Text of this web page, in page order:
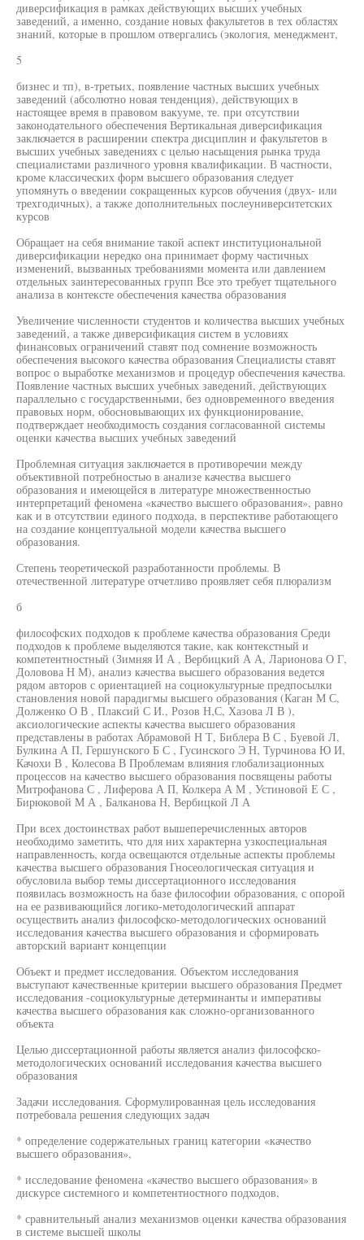
диверсификация в рамках действующих высших учебных
заведений, а именно, создание новых факультетов в тех областях
знаний, которые в прошлом отвергались (экология, менеджмент,
5
бизнес и тп), в-третьих, появление частных высших учебных
заведений (абсолютно новая тенденция), действующих в
настоящее время в правовом вакууме, те. при отсутствии
законодательного обеспечения Вертикальная диверсификация
заключается в расширении спектра дисциплин и факультетов в
высших учебных заведениях с целью насыщения рынка труда
специалистами различного уровня квалификации. В частности,
кроме классических форм высшего образования следует
упомянуть о введении сокращенных курсов обучения (двух- или
трехгодичных), а также дополнительных послеуниверситетских
курсов
Обращает на себя внимание такой аспект институциональной
диверсификации нередко она принимает форму частичных
изменений, вызванных требованиями момента или давлением
отдельных заинтересованных групп Все это требует тщательного
анализа в контексте обеспечения качества образования
Увеличение численности студентов и количества высших учебных
заведений, а также диверсификация систем в условиях
финансовых ограничений ставят под сомнение возможность
обеспечения высокого качества образования Специалисты ставят
вопрос о выработке механизмов и процедур обеспечения качества.
Появление частных высших учебных заведений, действующих
параллельно с государственными, без одновременного введения
правовых норм, обосновывающих их функционирование,
подтверждает необходимость создания согласованной системы
оценки качества высших учебных заведений
Проблемная ситуация заключается в противоречии между
объективной потребностью в анализе качества высшего
образования и имеющейся в литературе множественностью
интерпретаций феномена «качество высшего образования», равно
как и в отсутствии единого подхода, в перспективе работающего
на создание концептуальной модели качества высшего
образования.
Степень теоретической разработанности проблемы. В
отечественной литературе отчетливо проявляет себя плюрализм
б
философских подходов к проблеме качества образования Среди
подходов к проблеме выделяются такие, как контекстный и
компетентностный (Зимняя И А , Вербицкий А А, Ларионова О Г,
Доловова Н М), анализ качества высшего образования ведется
рядом авторов с ориентацией на социокультурные предпосылки
становления новой парадигмы высшего образования (Каган М С,
Долженко О В , Плаксий С И., Розов Н,С, Хазова Л В ),
аксиологические аспекты качества высшего образования
представлены в работах Абрамовой Н Т, Библера В С , Буевой Л,
Булкина А П, Гершунского Б С , Гусинского Э Н, Турчинова Ю И,
Качохи В , Колесова В Проблемам влияния глобализационных
процессов на качество высшего образования посвящены работы
Митрофанова С , Лиферова А П, Колкера А М , Устиновой Е С ,
Бирюковой М А , Балканова Н, Вербицкой Л А
При всех достоинствах работ вышеперечисленных авторов
необходимо заметить, что для них характерна узкоспециальная
направленность, когда освещаются отдельные аспекты проблемы
качества высшего образования Гносеологическая ситуация и
обусловила выбор темы диссертационного исследования
появилась возможность на базе философии образования, с опорой
на ее развивающийся логико-методологический аппарат
осуществить анализ философско-методологических оснований
исследования качества высшего образования и сформировать
авторский вариант концепции
Объект и предмет исследования. Объектом исследования
выступают качественные критерии высшего образования Предмет
исследования -социокультурные детерминанты и императивы
качества высшего образования как сложно-организованного
объекта
Целью диссертационной работы является анализ философско-
методологических оснований исследования качества высшего
образования
Задачи исследования. Сформулированная цель исследования
потребовала решения следующих задач
* определение содержательных границ категории «качество
высшего образования»,
* исследование феномена «качество высшего образования» в
дискурсе системного и компетентностного подходов,
* сравнительный анализ механизмов оценки качества образования
в системе высшей школы